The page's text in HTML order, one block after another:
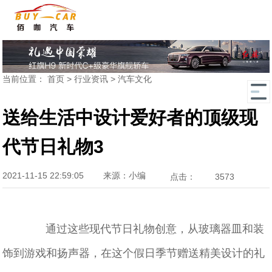
当前位置：首页 >行业资讯 >汽车文化
送给生活中设计爱好者的顶级现
代节日礼物3
2021-11-15 22:59:05 来源：小编 点击： 3573
通过这些现代节日礼物创意，从玻璃器皿和装
饰到游戏和扬声器，在这个假日季节赠送精美设计的礼